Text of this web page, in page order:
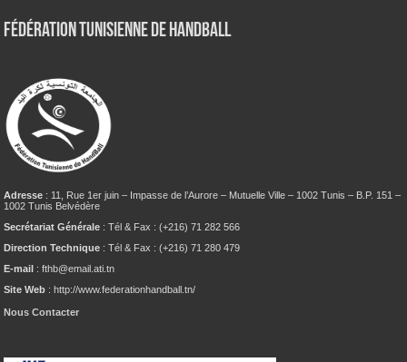
Fédération tunisienne de Handball
Adresse : 11, Rue 1er juin – Impasse de l’Aurore – Mutuelle Ville – 1002 Tunis – B.P. 151 –
1002 Tunis Belvédère
Secrétariat Générale : Tél & Fax : (+216) 71 282 566
Direction Technique : Tél & Fax : (+216) 71 280 479
E-mail : fthb@email.ati.tn
Site Web : http://www.federationhandball.tn/
Nous Contacter